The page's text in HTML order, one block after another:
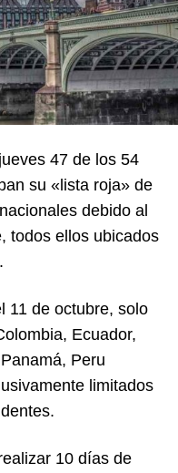
47 de los 54
su «lista roja» de
debido al
todos ellos ubicados
11 de octubre, solo
Ecuador,
Peru
limitados
10 días de